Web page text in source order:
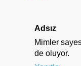
Adsız
Mimler
de oluyor.